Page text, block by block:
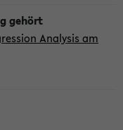
Analysis am